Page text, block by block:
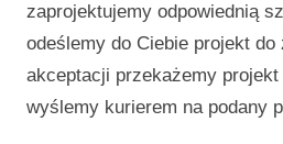
zaprojektujemy odpowiednią
odeślemy do Ciebie projekt do
akceptacji przekażemy
wyślemy kurierem na podany